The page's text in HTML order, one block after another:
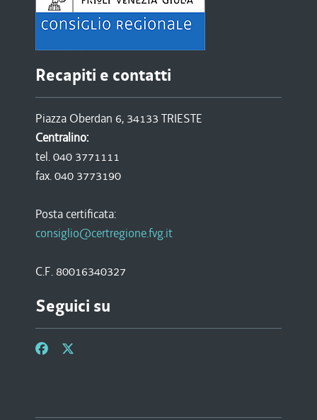
Recapiti e contatti
Piazza Oberdan 6, 34133 TRIESTE
Centralino:
tel. 040 3771111
fax. 040 3773190
Posta certificata:
consiglio@certregione.fvg.it
C.F. 80016340327
Seguici su